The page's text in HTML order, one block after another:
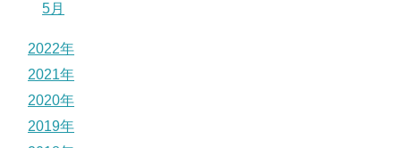
5月
2022年
2021年
2020年
2019年